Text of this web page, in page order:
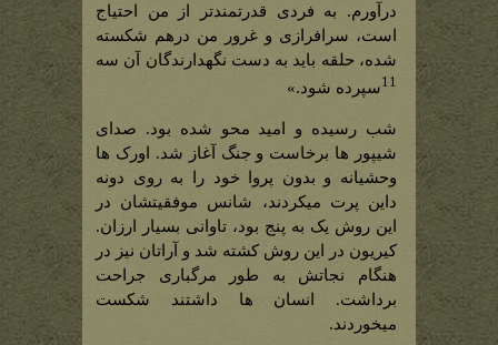
درآورم. به فردی قدرتمندتر از من احتیاج
است، سرافرازی و غرور من درهم شکسته
شده، حلقه باید به دست نگهدارندگان آن سه
11سپرده شود.»
شب رسیده و امید محو شده بود. صدای
شیپور ها برخاست و جنگ آغاز شد. اورک ها
وحشیانه و بدون پروا خود را به روی دونه
داین پرت میکردند، شانس موفقیتشان در
این روش یک به پنج بود، تاوانی بسیار ارزان.
کیریون در این روش کشته شد و آراتان نیز در
هنگام نجاتش به طور مرگباری جراحت
برداشت. انسان ها داشتند شکست
میخوردند.